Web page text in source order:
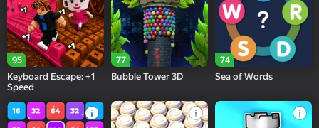
95
Keyboard Escape: +1
Speed
77
Bubble Tower 3D
74
Sea of Words